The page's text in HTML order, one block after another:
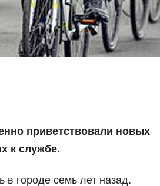
приветствовали новых
к службе.
в городе семь лет назад.